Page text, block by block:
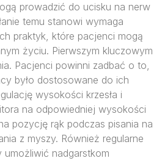
prowadzić do ucisku na nerw
temu stanowi wymaga
praktyk, które pacjenci mogą
życiu. Pierwszym kluczowym
Pacjenci powinni zadbać o to,
było dostosowane do ich
wysokości krzesła i
na odpowiedniej wysokości
pozycję rąk podczas pisania na
z myszy. Również regularne
nadgarstkom